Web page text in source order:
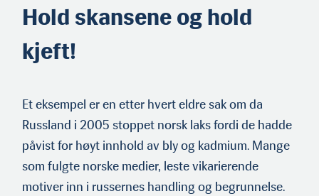
Hold skansene og hold
kjeft!
Et eksempel er en etter hvert eldre sak om da
Russland i 2005 stoppet norsk laks fordi de hadde
påvist for høyt innhold av bly og kadmium. Mange
som fulgte norske medier, leste vikarierende
motiver inn i russernes handling og begrunnelse.